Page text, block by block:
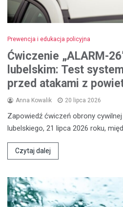
Prewencja i edukacja policyjna
Ćwiczenie „ALARM-
lubelskim: Test
przed atakami z
Anna Kowalik 20 lipca 2026
Zapowiedź ćwiczeń obrony
lubelskiego, 21 lipca 2026 roku,
Czytaj dalej